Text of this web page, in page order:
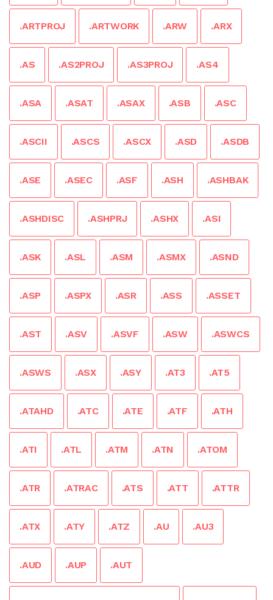
.ARTPROJ .ARTWORK .ARW .ARX
.AS .AS2PROJ .AS3PROJ .AS4
.ASA .ASAT .ASAX .ASB .ASC
.ASCII .ASCS .ASCX .ASD .ASDB
.ASE .ASEC .ASF .ASH .ASHBAK
.ASHDISC .ASHPRJ .ASHX .ASI
.ASK .ASL .ASM .ASMX .ASND
.ASP .ASPX .ASR .ASS .ASSET
.AST .ASV .ASVF .ASW .ASWCS
.ASWS .ASX .ASY .AT3 .AT5
.ATAHD .ATC .ATE .ATF .ATH
.ATI .ATL .ATM .ATN .ATOM
.ATR .ATRAC .ATS .ATT .ATTR
.ATX .ATY .ATZ .AU .AU3
.AUD .AUP .AUT